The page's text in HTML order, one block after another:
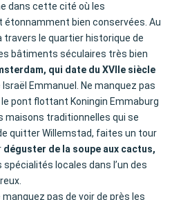
dans cette cité où les
étonnamment bien conservées. Au
travers le quartier historique de
bâtiments séculaires très bien
qui date du XVIIe siècle
Emmanuel. Ne manquez pas
pont flottant Koningin Emmaburg
maisons traditionnelles qui se
quitter Willemstad, faites un tour
déguster de la soupe aux cactus,
locales dans l’un des
pas de voir de près les